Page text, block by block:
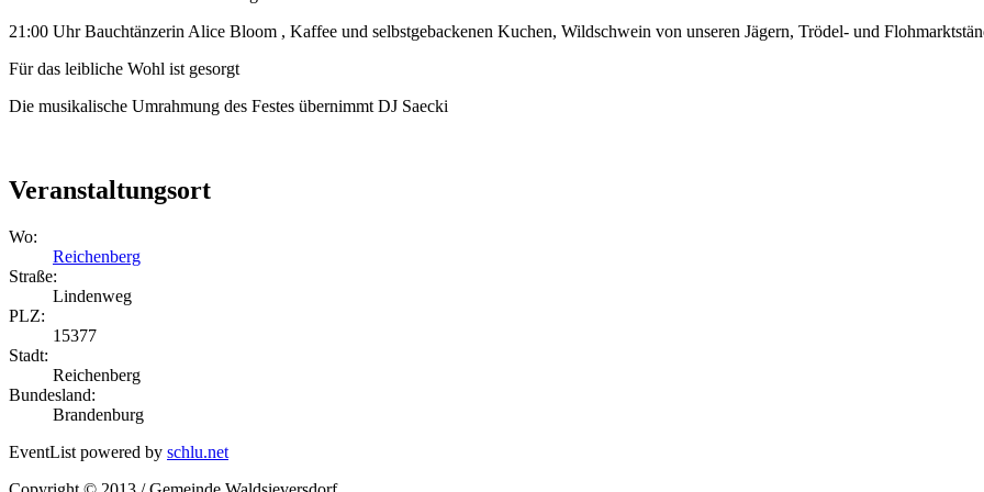
21:00 Uhr Bauchtänzerin Alice Bloom , Kaffee und selbstgebackenen Kuchen, Wildschwein von unseren Jägern, Trödel- und
Für das leibliche Wohl ist gesorgt
Die musikalische Umrahmung des Festes übernimmt DJ Saecki
Veranstaltungsort
Wo:
Reichenberg
Straße:
Lindenweg
PLZ:
15377
Stadt:
Reichenberg
Bundesland:
Brandenburg
EventList powered by schlu.net